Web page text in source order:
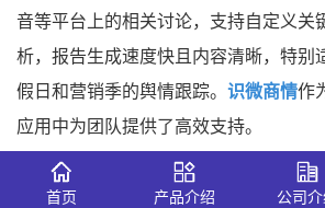
音等平台上的相关讨论，支持自定义关
析，报告生成速度快且内容清晰，特别
假日和营销季的舆情跟踪。 识微商情作
应用中为团队提供了高效支持。
首页 产品介绍 公司